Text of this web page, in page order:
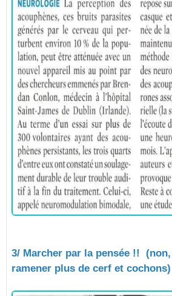
3/ Marcher par la pensée !!
ramener plus de cerf et